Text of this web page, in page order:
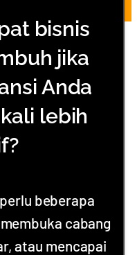
bisnis
jika
Anda
lebih
beberapa
cabang
atau mencapai